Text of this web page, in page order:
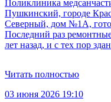
Поликлиника
Пушкинский, городе
Северный, дом №1А,
Последний раз
лет назад, и с тех пор
Читать полностью
03 июня 2026 19:10